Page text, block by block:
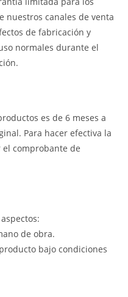
nuestros canales de venta
de fabricación y
normales durante el
es de 6 meses a
Para hacer efectiva la
comprobante de
de obra.
bajo condiciones